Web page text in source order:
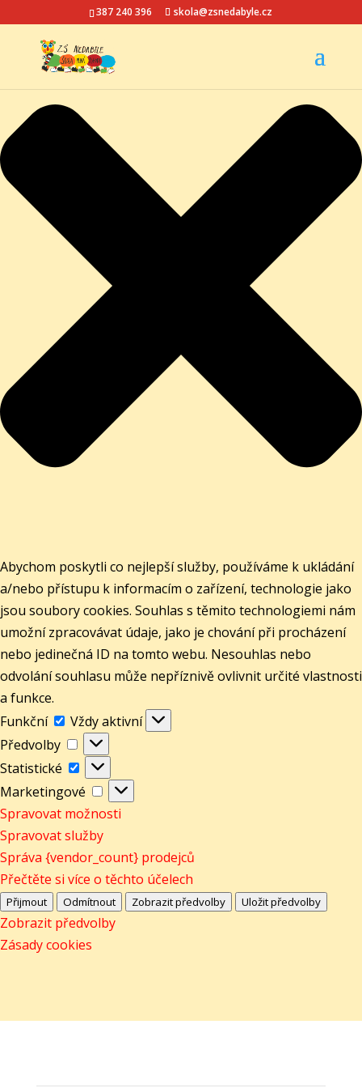
Spravovat Souhlas s cookies
Abychom poskytli co nejlepší služby, používáme k ukládání
a/nebo přístupu k informacím o zařízení, technologie jako
jsou soubory cookies. Souhlas s těmito technologiemi nám
umožní zpracovávat údaje, jako je chování při procházení
nebo jedinečná ID na tomto webu. Nesouhlas nebo
odvolání souhlasu může nepříznivě ovlivnit určité vlastnosti
a funkce.
Funkční
Funkční
Vždy aktivní
Předvolby
Předvolby
Statistické
Statistické
Marketingové
Marketingové
Spravovat možnosti
Spravovat služby
Správa {vendor_count} prodejců
Přečtěte si více o těchto účelech
Přijmout Odmítnout Zobrazit předvolby Uložit předvolby
Zobrazit předvolby
Zásady cookies
387 240 396 skola@zsnedabyle.cz